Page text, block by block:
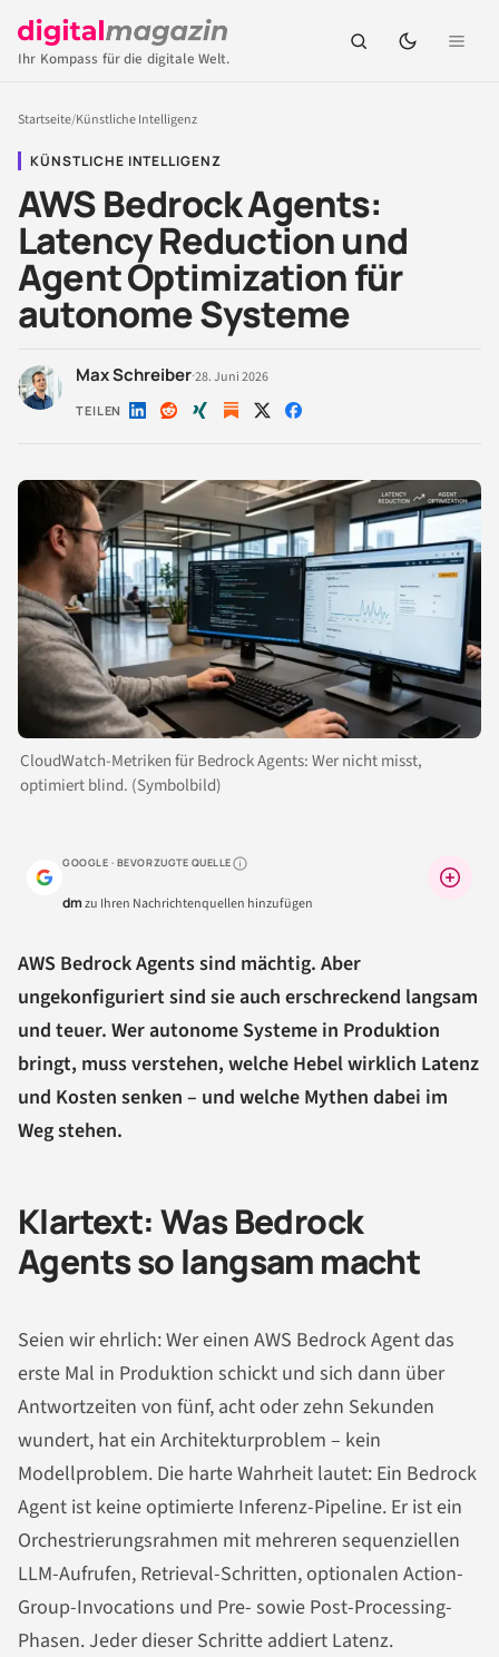
Ihr Kompass für die digitale Welt.
Startseite/Künstliche Intelligenz
KÜNSTLICHE INTELLIGENZ
AWS Bedrock Agents:
Latency Reduction und
Agent Optimization für
autonome Systeme
Max Schreiber·28. Juni 2026
TEILEN Auf Auf Auf Auf Auf
CloudWatch-Metriken für Bedrock Agents: Wer nicht misst,
optimiert blind. (Symbolbild)
GOOGLE · BEVORZUGTE QUELLEWarum lohnt sich das?
dmzu Ihren Nachrichtenquellen hinzufügen
AWS Bedrock Agents sind mächtig. Aber
ungekonfiguriert sind sie auch erschreckend langsam
und teuer. Wer autonome Systeme in Produktion
bringt, muss verstehen, welche Hebel wirklich Latenz
und Kosten senken – und welche Mythen dabei im
Weg stehen.
Klartext: Was Bedrock
Agents so langsam macht
Seien wir ehrlich: Wer einen AWS Bedrock Agent das
erste Mal in Produktion schickt und sich dann über
Antwortzeiten von fünf, acht oder zehn Sekunden
wundert, hat ein Architekturproblem – kein
Modellproblem. Die harte Wahrheit lautet: Ein Bedrock
Agent ist keine optimierte Inferenz-Pipeline. Er ist ein
Orchestrierungsrahmen mit mehreren sequenziellen
LLM-Aufrufen, Retrieval-Schritten, optionalen Action-
Group-Invocations und Pre- sowie Post-Processing-
Phasen. Jeder dieser Schritte addiert Latenz.